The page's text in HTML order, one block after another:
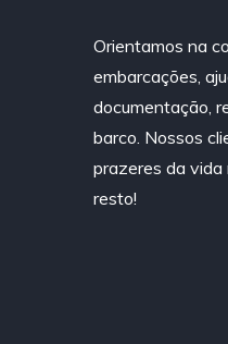
Orientamos na
embarcações,
documentação,
barco. Nossos
prazeres da
resto!